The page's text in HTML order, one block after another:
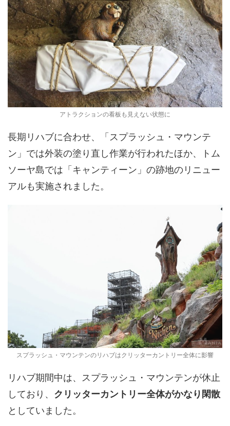
アトラクションの看板も見えない状態に
長期リハブに合わせ、「スプラッシュ・マウンテ
ン」では外装の塗り直し作業が行われたほか、トム
ソーヤ島では「キャンティーン」の跡地のリニュー
アルも実施されました。
スプラッシュ・マウンテンのリハブはクリッターカントリー全体に影響
リハブ期間中は、スプラッシュ・マウンテンが休止
しており、 クリッターカントリー全体がかなり閑散
としていました。